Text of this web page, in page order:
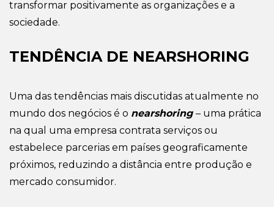
transformar positivamente as organizações e a
sociedade.
TENDÊNCIA DE NEARSHORING
Uma das tendências mais discutidas atualmente no
mundo dos negócios é o nearshoring – uma prática
na qual uma empresa contrata serviços ou
estabelece parcerias em países geograficamente
próximos, reduzindo a distância entre produção e
mercado consumidor.